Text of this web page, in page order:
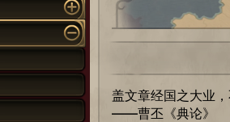
盖文章经国之大业
——曹丕《典论》